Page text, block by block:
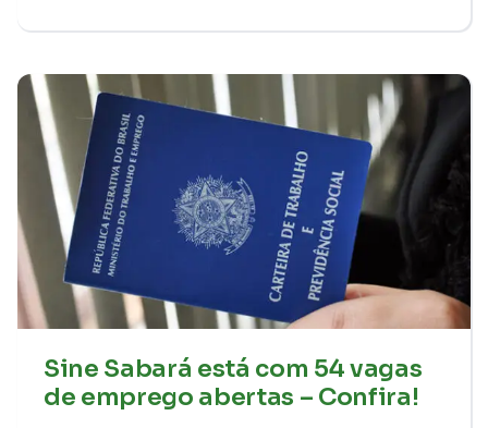
Sine Sabará está com 54 vagas
de emprego abertas – Confira!